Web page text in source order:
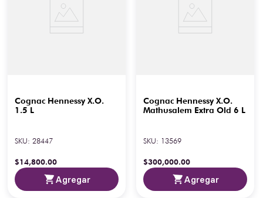
Cognac Hennessy X.O.
1.5 L
SKU: 28447
$14,800.00
Agregar
Cognac Hennessy X.O.
Mathusalem Extra Old 6 L
SKU: 13569
$300,000.00
Agregar